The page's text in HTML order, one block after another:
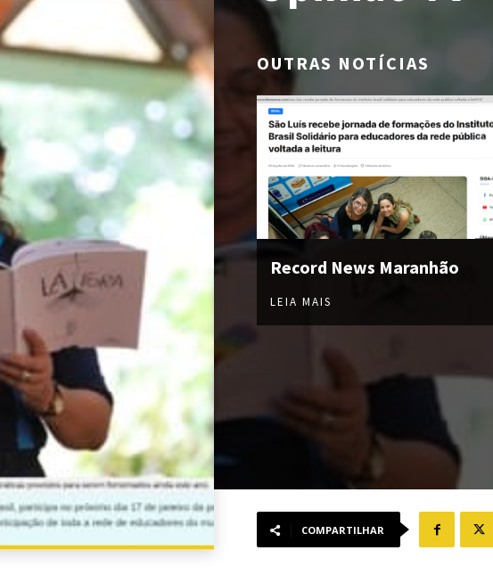
OUTRAS NOTÍCIAS
Record News Maranhão
LEIA MAIS
COMPARTILHAR